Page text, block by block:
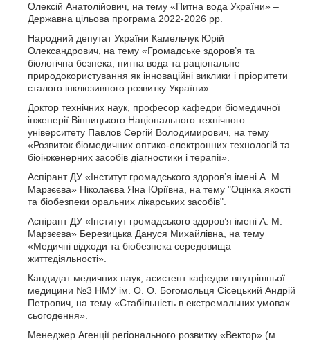
Олексій Анатолійович, на тему «Питна вода України» –
Державна цільова програма 2022-2026 рр.
Народний депутат України Камельчук Юрій
Олександрович, на тему «Громадське здоров’я та
біологічна безпека, питна вода та раціональне
природокористування як інноваційні виклики і пріоритети
сталого інклюзивного розвитку України».
Доктор технічних наук, професор кафедри біомедичної
інженерії Вінницького Національного технічного
університету Павлов Сергій Володимирович, на тему
«Розвиток біомедичних оптико-електронних технологій та
біоінженерних засобів діагностики і терапії».
Аспірант ДУ «Інститут громадського здоров’я імені А. М.
Марзєєва» Ніколаєва Яна Юріївна, на тему "Оцінка якості
та біобезпеки оральних лікарських засобів".
Аспірант ДУ «Інститут громадського здоров’я імені А. М.
Марзєєва» Березицька Дануся Михайлівна, на тему
«Медичні відходи та біобезпека середовища
життєдіяльності».
Кандидат медичних наук, асистент кафедри внутрішньої
медицини №3 НМУ ім. О. О. Богомольця Сісецький Андрій
Петрович, на тему «Стабільність в екстремальних умовах
сьогодення».
Менеджер Агенції регіонального розвитку «Вектор» (м.